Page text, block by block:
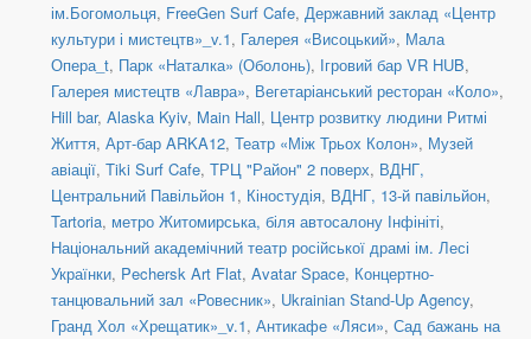
ім.Богомольця, FreeGen Surf Cafe, Державний заклад «Центр
культури і мистецтв»_v.1, Галерея «Висоцький», Мала
Опера_t, Парк «Наталка» (Оболонь), Ігровий бар VR HUB,
Галерея мистецтв «Лавра», Вегетаріанський ресторан «Коло»,
Hill bar, Alaska Kyiv, Main Hall, Центр розвитку людини Ритмі
Життя, Арт-бар ARKA12, Театр «Між Трьох Колон», Музей
авіації, Tiki Surf Cafe, ТРЦ "Район" 2 поверх, ВДНГ,
Центральний Павільйон 1, Кіностудія, ВДНГ, 13-й павільйон,
Tartoria, метро Житомирська, біля автосалону Інфініті,
Національний академічний театр російської драмі ім. Лесі
Українки, Pechersk Art Flat, Avatar Space, Концертно-
танцювальний зал «Ровесник», Ukrainian Stand-Up Agency,
Гранд Хол «Хрещатик»_v.1, Антикафе «Ляси», Сад бажань на